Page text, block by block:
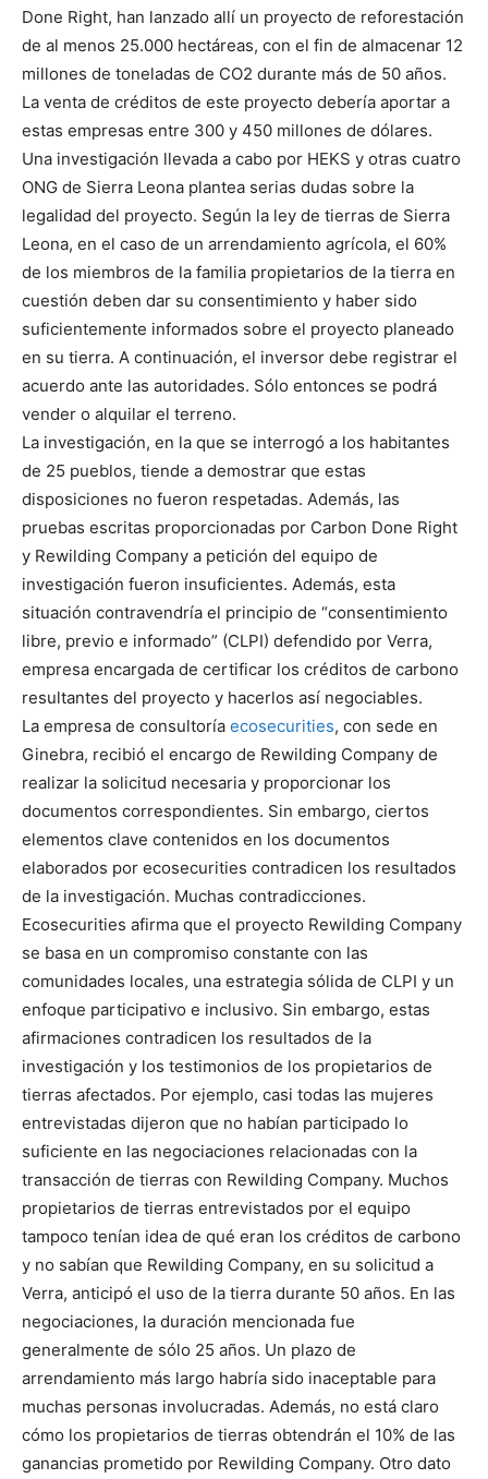
Done Right, han lanzado allí un proyecto de reforestación
de al menos 25.000 hectáreas, con el fin de almacenar 12
millones de toneladas de CO2 durante más de 50 años.
La venta de créditos de este proyecto debería aportar a
estas empresas entre 300 y 450 millones de dólares.
Una investigación llevada a cabo por HEKS y otras cuatro
ONG de Sierra Leona plantea serias dudas sobre la
legalidad del proyecto. Según la ley de tierras de Sierra
Leona, en el caso de un arrendamiento agrícola, el 60%
de los miembros de la familia propietarios de la tierra en
cuestión deben dar su consentimiento y haber sido
suficientemente informados sobre el proyecto planeado
en su tierra. A continuación, el inversor debe registrar el
acuerdo ante las autoridades. Sólo entonces se podrá
vender o alquilar el terreno.
La investigación, en la que se interrogó a los habitantes
de 25 pueblos, tiende a demostrar que estas
disposiciones no fueron respetadas. Además, las
pruebas escritas proporcionadas por Carbon Done Right
y Rewilding Company a petición del equipo de
investigación fueron insuficientes. Además, esta
situación contravendría el principio de “consentimiento
libre, previo e informado” (CLPI) defendido por Verra,
empresa encargada de certificar los créditos de carbono
resultantes del proyecto y hacerlos así negociables.
La empresa de consultoría ecosecurities, con sede en
Ginebra, recibió el encargo de Rewilding Company de
realizar la solicitud necesaria y proporcionar los
documentos correspondientes. Sin embargo, ciertos
elementos clave contenidos en los documentos
elaborados por ecosecurities contradicen los resultados
de la investigación. Muchas contradicciones.
Ecosecurities afirma que el proyecto Rewilding Company
se basa en un compromiso constante con las
comunidades locales, una estrategia sólida de CLPI y un
enfoque participativo e inclusivo. Sin embargo, estas
afirmaciones contradicen los resultados de la
investigación y los testimonios de los propietarios de
tierras afectados. Por ejemplo, casi todas las mujeres
entrevistadas dijeron que no habían participado lo
suficiente en las negociaciones relacionadas con la
transacción de tierras con Rewilding Company. Muchos
propietarios de tierras entrevistados por el equipo
tampoco tenían idea de qué eran los créditos de carbono
y no sabían que Rewilding Company, en su solicitud a
Verra, anticipó el uso de la tierra durante 50 años. En las
negociaciones, la duración mencionada fue
generalmente de sólo 25 años. Un plazo de
arrendamiento más largo habría sido inaceptable para
muchas personas involucradas. Además, no está claro
cómo los propietarios de tierras obtendrán el 10% de las
ganancias prometido por Rewilding Company. Otro dato